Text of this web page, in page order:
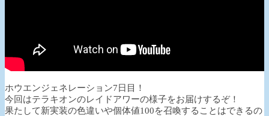
ホウエンジェネレーション7日目！
今回はテラキオンのレイドアワーの様子をお届けするぞ！
果たして新実装の色違いや個体値100を召喚することはできるの